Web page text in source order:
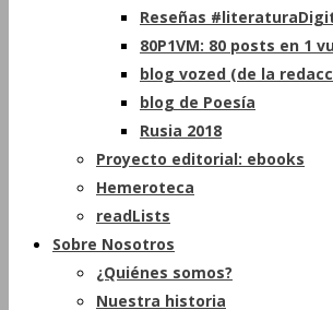
Reseñas
80P1VM: 80 posts en 1
blog vozed (de la
blog de Poesía
Rusia 2018
Proyecto editorial: ebooks
Hemeroteca
readLists
Sobre Nosotros
¿Quiénes somos?
Nuestra historia